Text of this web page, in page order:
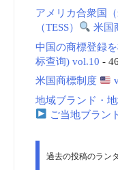
アメリカ合衆国
（TESS）
米国
中国の商標登録
标查询) vol.10 -
米国商標制度
地域ブランド・
ご当地ブラン
過去の投稿のラン